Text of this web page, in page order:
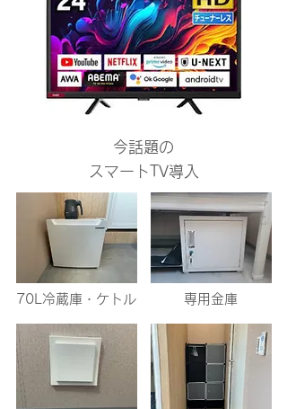
今話題の
​スマートTV導入
70L冷蔵庫・ケトル 専用金庫